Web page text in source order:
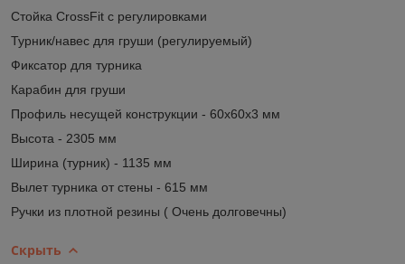
Стойка CrossFit с регулировками
Турник/навес для груши (регулируемый)
Фиксатор для турника
Карабин для груши
Профиль несущей конструкции - 60х60х3 мм
Высота - 2305 мм
Ширина (турник) - 1135 мм
Вылет турника от стены - 615 мм
Ручки из плотной резины ( Очень долговечны)
Скрыть